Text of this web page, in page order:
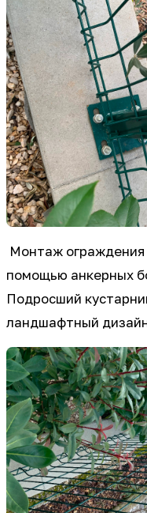
Монтаж ограждения
помощью анкерных
Подросший
ландшафтный